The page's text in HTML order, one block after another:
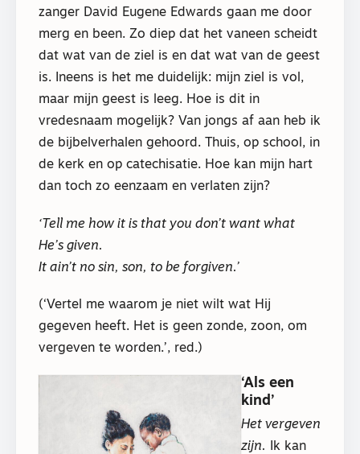
zanger David Eugene Edwards gaan me door
merg en been. Zo diep dat het vaneen scheidt
dat wat van de ziel is en dat wat van de geest
is. Ineens is het me duidelijk: mijn ziel is vol,
maar mijn geest is leeg. Hoe is dit in
vredesnaam mogelijk? Van jongs af aan heb ik
de bijbelverhalen gehoord. Thuis, op school, in
de kerk en op catechisatie. Hoe kan mijn hart
dan toch zo eenzaam en verlaten zijn?
‘Tell me how it is that you don’t want what
He’s given.
It ain’t no sin, son, to be forgiven.’
(‘Vertel me waarom je niet wilt wat Hij
gegeven heeft. Het is geen zonde, zoon, om
vergeven te worden.’, red.)
‘Als een
kind’
Het vergeven
zijn.
Ik kan